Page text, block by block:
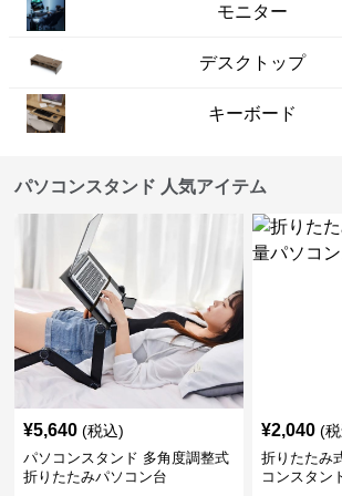
モニター
デスクトップ
キーボード
パソコンスタンド 人気アイテム
¥5,640 (税込)
パソコンスタンド 多角度調整式
折りたたみパソコン台
¥2,040 (
折りたたみ
コンスタン